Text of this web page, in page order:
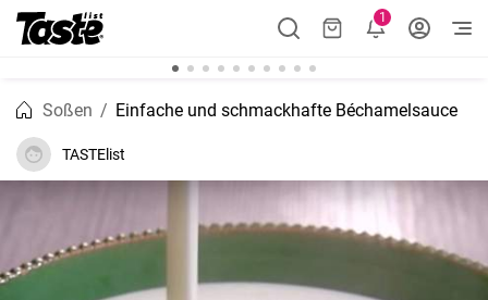
1
Soßen Einfache und schmackhafte Béchamelsauce
TASTElist